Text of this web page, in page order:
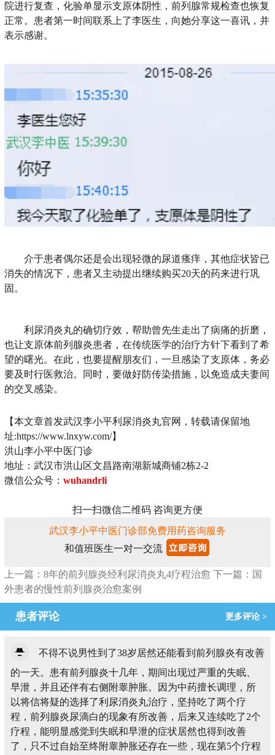
院进行复查，化验单显示支原体阴性，前列腺常规检查也恢复
正常。患者第一时间联系上了李医生，向她分享这一喜讯，并
表示感谢。
介于患者偶尔还是会出现轻微的尿道瘙痒，其他症状皆已
消失的情况下，患者又主动提出继续购买20天的药来进行巩
固。
利尿消炎丸的确切疗效，帮助曾先生走出了病痛的折磨，
也让支原体前列腺炎患者，在传统医学的治疗方针下看到了希
望的曙光。在此，也要提醒朋友们，一旦感染了支原体，务必
要及时行医救治。同时，要做好防传染措施，以免造成夫妻间
的交叉感染。
【本文章首发武汉李小平利尿消炎丸官网，转载请保留地
址:https://www.lnxyw.com/】
洪山李小平中医门诊
地址：武汉市洪山区文昌路南湖新城商铺2栋2-2
微信公众号： wuhandrli
扫一扫微信二维码 咨询更方便
武汉李小平中医门诊部免费用药咨询服务
和值班医生一对一交流
上一篇：8年的前列腺炎经利尿消炎丸4疗程治愈 下一篇：国
外患者的慢性前列腺炎治愈案例
患者评论 更多评论 >
不得不说男性到了38岁居然还能看到前列腺炎有改善
的一天。患有前列腺炎十几年，期间出现过严重的失眠、
早泄，并且还伴有右侧附睾肿胀。因为中药擅长调理，所
以将信将疑的选择了利尿消炎丸治疗，坚持吃了两个疗
程，前列腺炎尿滴白的现象有所改善，后来又连续吃了2个
疗程，能明显感觉到失眠和早泄的症状居然也得到改善
了，只不过自始至终附睾肿胀还存在一些，现在第5个疗程